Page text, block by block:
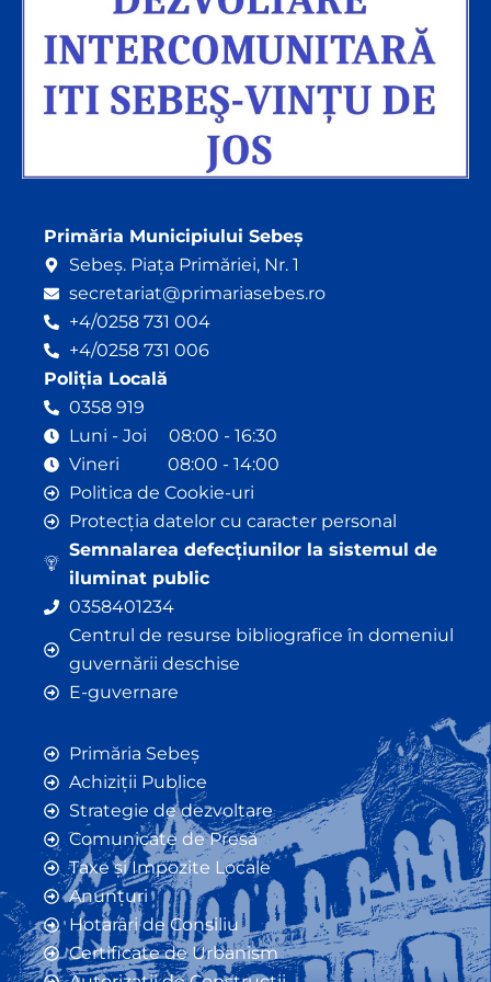
Primăria Municipiului Sebeș
Sebeș. Piața Primăriei, Nr. 1
secretariat@primariasebes.ro
+4/0258 731 004
+4/0258 731 006
Poliția Locală
0358 919
Luni - Joi 08:00 - 16:30
Vineri 08:00 - 14:00
Politica de Cookie-uri
Protecția datelor cu caracter personal
Semnalarea defecțiunilor la sistemul de
iluminat public
0358401234
Centrul de resurse bibliografice în domeniul
guvernării deschise
E-guvernare
Primăria Sebeș
Achiziții Publice
Strategie de dezvoltare
Comunicate de Presă
Taxe și Impozite Locale
Anunțuri
Hotarâri de Consiliu
Certificate de Urbanism